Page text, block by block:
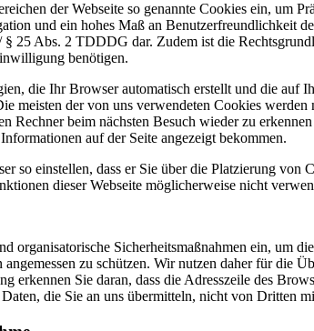
der Webseite so genannte Cookies ein, um
und ein hohes Maß an Benutzerfreundlichkeit
25 Abs. 2 TDDDG dar. Zudem ist die
benötigen.
die Ihr Browser automatisch erstellt und die auf
meisten der von uns verwendeten Cookies
Rechner beim nächsten Besuch wieder zu
auf der Seite angezeigt bekommen.
so einstellen, dass er Sie über die Platzierung
dieser Webseite möglicherweise nicht
organisatorische Sicherheitsmaßnahmen ein,
angemessen zu schützen. Wir nutzen daher für die
erkennen Sie daran, dass die Adresszeile des
die Sie an uns übermitteln, nicht von Dritten